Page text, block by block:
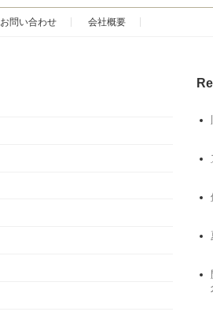
お問い合わせ 会社概要